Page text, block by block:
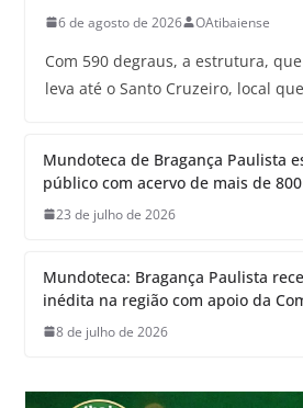
6 de agosto de 2026 OAtibaiense
Com 590 degraus, a estrutura,
leva até o Santo Cruzeiro, local
Mundoteca de Bragança Paulista
público com acervo de mais de
23 de julho de 2026
Mundoteca: Bragança Paulista
inédita na região com apoio da
8 de julho de 2026